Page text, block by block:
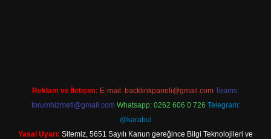
Reklam ve İletişim: E-mail: backlinkpaneli@gmail.com Teams:
forumhizmeti@gmail.com Whatsapp: 0262 606 0 726 Telegram:
@karabul
Yasal Uyarı: Sitemiz, 5651 Sayılı Kanun gereğince Bilgi Teknolojileri ve